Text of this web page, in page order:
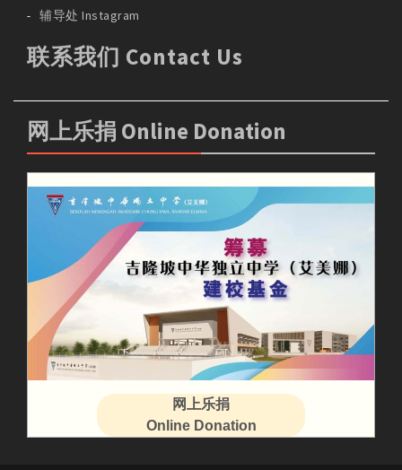
辅导处 Instagram
联系我们 Contact Us
网上乐捐 Online Donation
网上乐捐
Online Donation